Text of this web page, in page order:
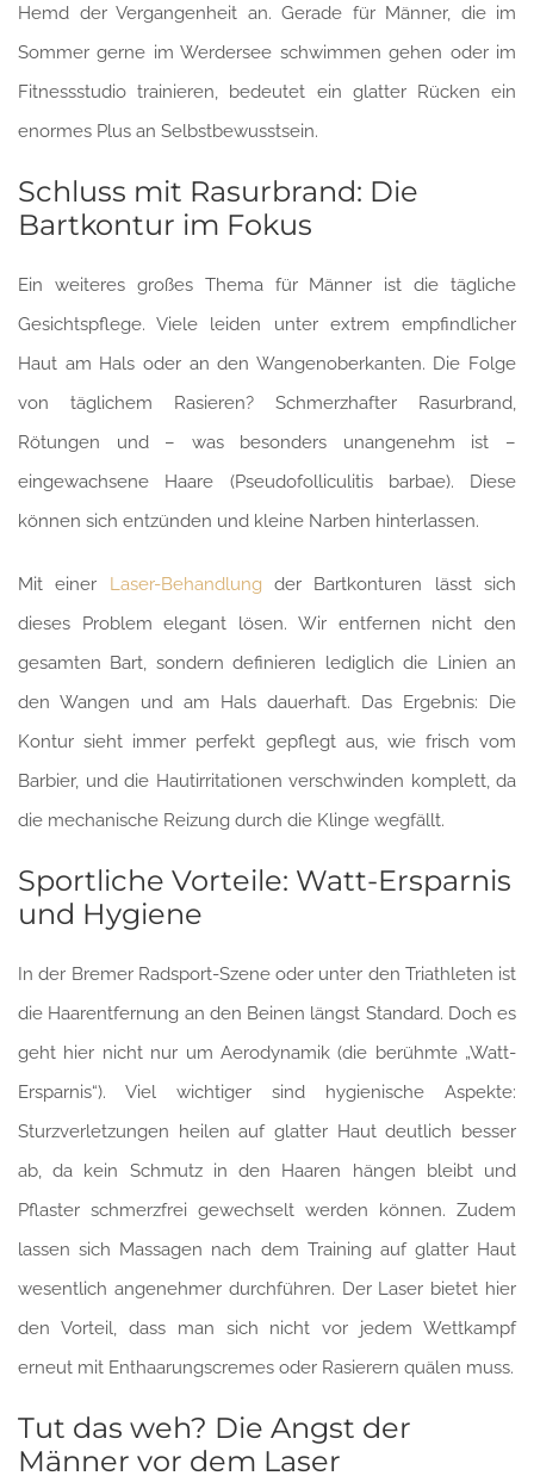
Hemd der Vergangenheit an. Gerade für Männer, die im
Sommer gerne im Werdersee schwimmen gehen oder im
Fitnessstudio trainieren, bedeutet ein glatter Rücken ein
enormes Plus an Selbstbewusstsein.
Schluss mit Rasurbrand: Die
Bartkontur im Fokus
Ein weiteres großes Thema für Männer ist die tägliche
Gesichtspflege. Viele leiden unter extrem empfindlicher
Haut am Hals oder an den Wangenoberkanten. Die Folge
von täglichem Rasieren? Schmerzhafter Rasurbrand,
Rötungen und – was besonders unangenehm ist –
eingewachsene Haare (Pseudofolliculitis barbae). Diese
können sich entzünden und kleine Narben hinterlassen.
Mit einer Laser-Behandlung der Bartkonturen lässt sich
dieses Problem elegant lösen. Wir entfernen nicht den
gesamten Bart, sondern definieren lediglich die Linien an
den Wangen und am Hals dauerhaft. Das Ergebnis: Die
Kontur sieht immer perfekt gepflegt aus, wie frisch vom
Barbier, und die Hautirritationen verschwinden komplett, da
die mechanische Reizung durch die Klinge wegfällt.
Sportliche Vorteile: Watt-Ersparnis
und Hygiene
In der Bremer Radsport-Szene oder unter den Triathleten ist
die Haarentfernung an den Beinen längst Standard. Doch es
geht hier nicht nur um Aerodynamik (die berühmte „Watt-
Ersparnis“). Viel wichtiger sind hygienische Aspekte:
Sturzverletzungen heilen auf glatter Haut deutlich besser
ab, da kein Schmutz in den Haaren hängen bleibt und
Pflaster schmerzfrei gewechselt werden können. Zudem
lassen sich Massagen nach dem Training auf glatter Haut
wesentlich angenehmer durchführen. Der Laser bietet hier
den Vorteil, dass man sich nicht vor jedem Wettkampf
erneut mit Enthaarungscremes oder Rasierern quälen muss.
Tut das weh? Die Angst der
Männer vor dem Laser